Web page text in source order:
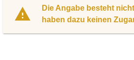
Die Angabe besteht
haben dazu keinen